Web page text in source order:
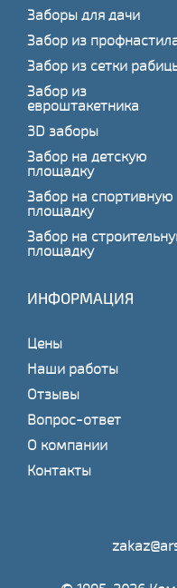
Заборы для дачи
Забор из
Забор из сетки
Забор из
евроштакетника
3D заборы
Забор на детскую
площадку
Забор на спортивную
площадку
Забор на
площадку
ИНФОРМАЦИЯ
Цены
Наши работы
Отзывы
Вопрос-ответ
О компании
Контакты